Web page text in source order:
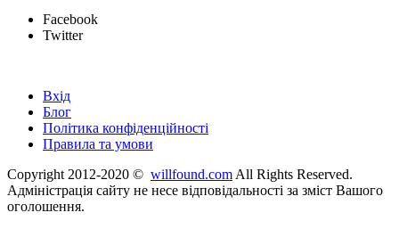
Facebook
Twitter
Вхід
Блог
Політика конфіденційності
Правила та умови
Copyright 2012-2020 © willfound.com All Rights Reserved.
Адміністрація сайту не несе відповідальності за зміст Вашого
оголошення.